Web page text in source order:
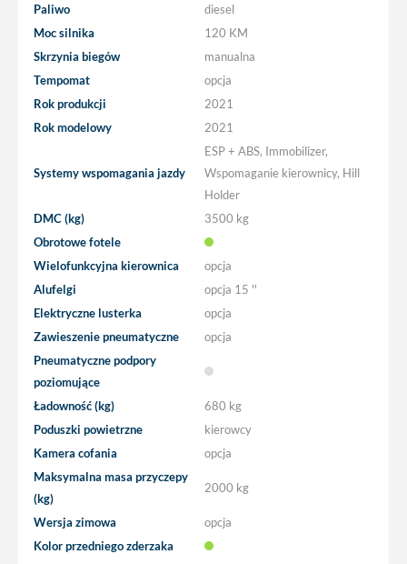
Paliwo
diesel
Moc silnika
120 KM
Skrzynia biegów
manualna
Tempomat
opcja
Rok produkcji
2021
Rok modelowy
2021
Systemy wspomagania jazdy
ESP + ABS, Immobilizer,
Wspomaganie kierownicy, Hill
Holder
DMC (kg)
3500 kg
Obrotowe fotele
Wielofunkcyjna kierownica
opcja
Alufelgi
opcja 15 ''
Elektryczne lusterka
opcja
Zawieszenie pneumatyczne
opcja
Pneumatyczne podpory
poziomujące
Ładowność (kg)
680 kg
Poduszki powietrzne
kierowcy
Kamera cofania
opcja
Maksymalna masa przyczepy
(kg)
2000 kg
Wersja zimowa
opcja
Kolor przedniego zderzaka